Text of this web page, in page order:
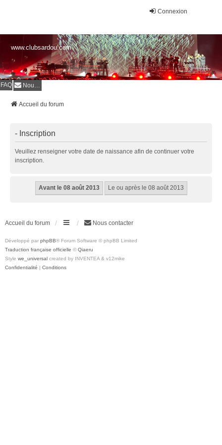
Connexion
www.clubsardou.com
FAQ Nous contacter
Accueil du forum
- Inscription
Veuillez renseigner votre date de naissance afin de continuer votre
inscription.
Accueil du forum Nous contacter
Développé par phpBB® Forum Software © phpBB Limited
Traduction française officielle © Qiaeru
Style we_universal created by INVENTEA & v12mike
Confidentialité | Conditions